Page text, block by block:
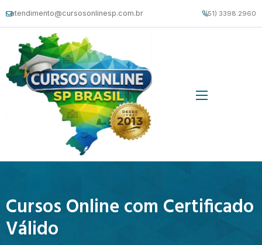
atendimento@cursosonlinesp.com.br (51) 3398.2960
Cursos Online com Certificado
Válido